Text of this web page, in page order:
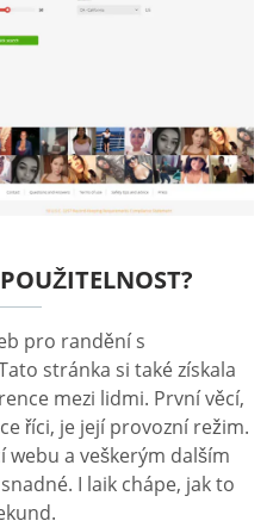
pro randění s
stránka si také získala
mezi lidmi. První věcí,
říci, je její provozní režim.
a veškerým dalším
I laik chápe, jak to